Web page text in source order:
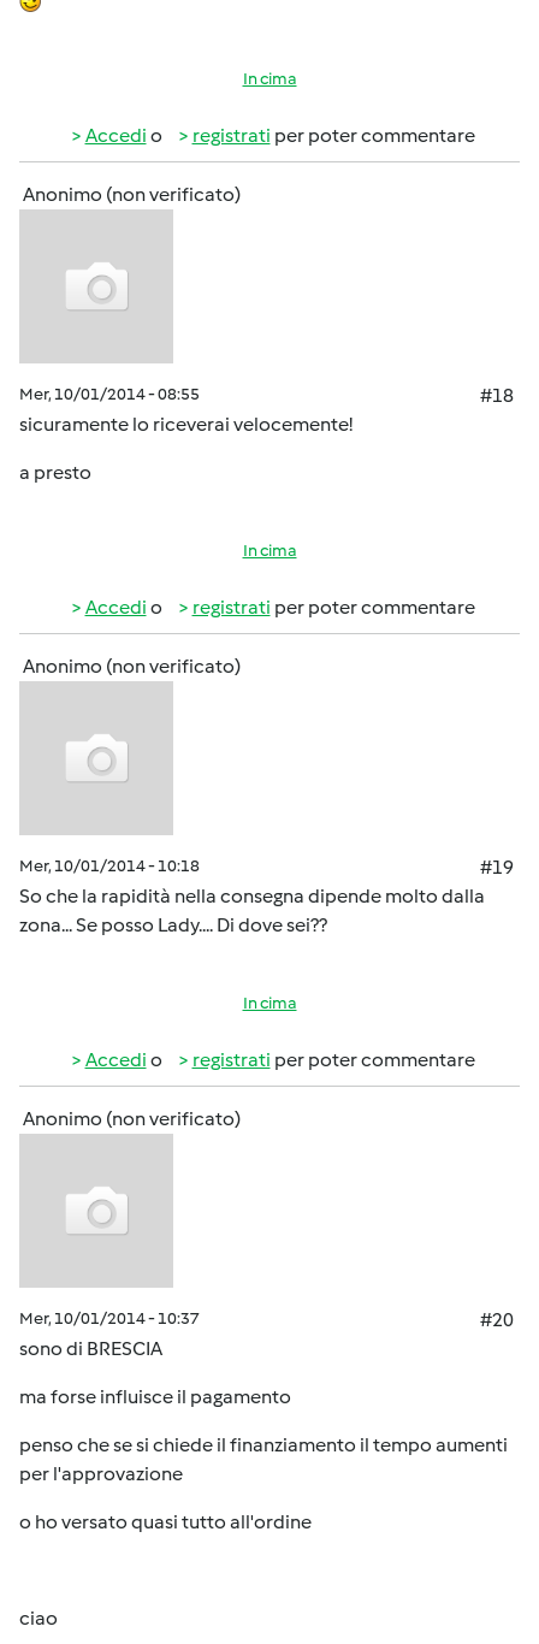
In cima
Accedi o registrati per poter commentare
Anonimo (non verificato)
Mer, 10/01/2014 - 08:55
#18
sicuramente lo riceverai velocemente!
a presto
In cima
Accedi o registrati per poter commentare
Anonimo (non verificato)
Mer, 10/01/2014 - 10:18
#19
So che la rapidità nella consegna dipende molto dalla
zona... Se posso Lady.... Di dove sei??
In cima
Accedi o registrati per poter commentare
Anonimo (non verificato)
Mer, 10/01/2014 - 10:37
#20
sono di BRESCIA
ma forse influisce il pagamento
penso che se si chiede il finanziamento il tempo aumenti
per l'approvazione
o ho versato quasi tutto all'ordine
ciao